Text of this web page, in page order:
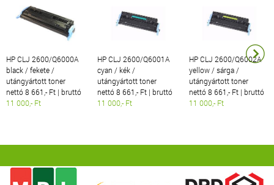
HP CLJ 2600/Q6000A
black / fekete /
utángyártott toner
nettó 8 661,- Ft | bruttó
11 000,- Ft
HP CLJ 2600/Q6001A
cyan / kék /
utángyártott toner
nettó 8 661,- Ft | bruttó
11 000,- Ft
HP CLJ 2600/Q6002A
yellow / sárga /
utángyártott toner
nettó 8 661,- Ft | bruttó
11 000,- Ft